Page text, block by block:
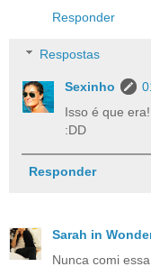
Responder
Respostas
Sexinho
Isso é que era!
:DD
Responder
Sarah in
Nunca comi